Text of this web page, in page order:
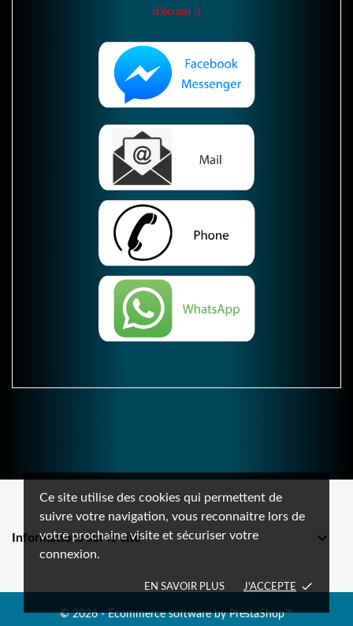
Ce site utilise des cookies qui permettent de
suivre votre navigation, vous reconnaitre lors de
votre prochaine visite et sécuriser votre
connexion.
EN SAVOIR PLUS J'ACCEPTE done
d'écran) :)
Informations sur le site 
© 2026 - Ecommerce software by PrestaShop™